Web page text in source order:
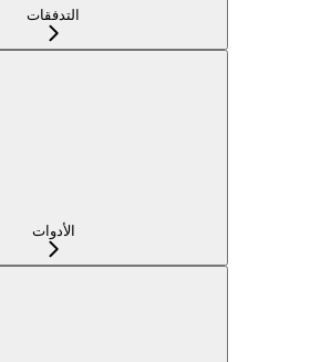
التدفقات
الأدوات